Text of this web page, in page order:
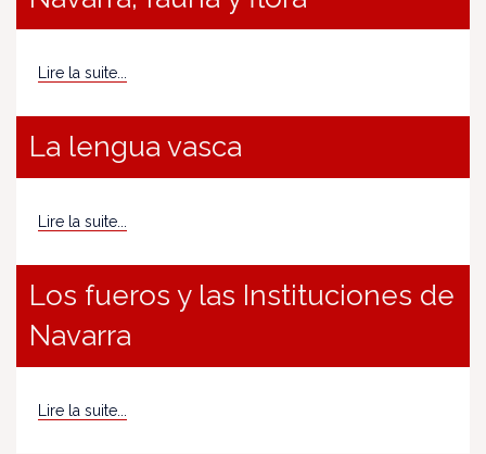
Lire la suite...
La lengua vasca
Lire la suite...
Los fueros y las Instituciones de
Navarra
Lire la suite...